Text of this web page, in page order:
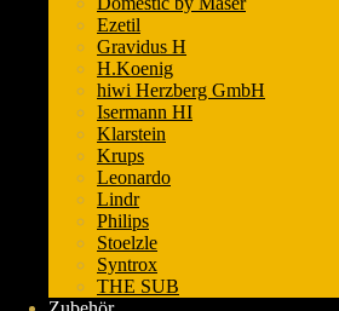
Ezetil
Gravidus H
H.Koenig
hiwi Herzberg GmbH
Isermann HI
Klarstein
Krups
Leonardo
Lindr
Philips
Stoelzle
Syntrox
THE SUB